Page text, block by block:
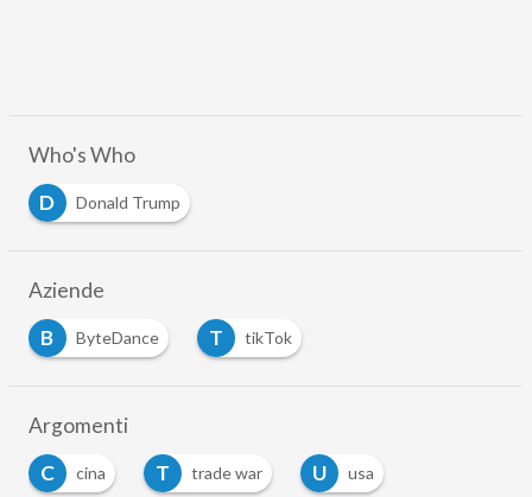
Who's Who
D
Donald Trump
Aziende
B
ByteDance T tikTok
Argomenti
C
cina T trade war U usa